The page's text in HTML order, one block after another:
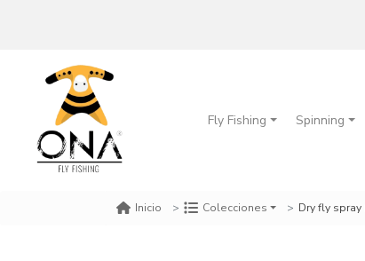
Fly Fishing Spinning
Inicio Colecciones Dry fly